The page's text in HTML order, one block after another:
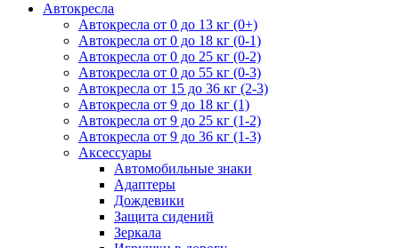
Автокресла
Автокресла от 0 до 13 кг (0+)
Автокресла от 0 до 18 кг (0-1)
Автокресла от 0 до 25 кг (0-2)
Автокресла от 0 до 55 кг (0-3)
Автокресла от 15 до 36 кг (2-3)
Автокресла от 9 до 18 кг (1)
Автокресла от 9 до 25 кг (1-2)
Автокресла от 9 до 36 кг (1-3)
Аксессуары
Автомобильные знаки
Адаптеры
Дождевики
Защита сидений
Зеркала